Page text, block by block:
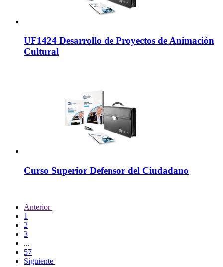
UF1424 Desarrollo de Proyectos de Animación
Cultural
Curso Superior Defensor del Ciudadano
Anterior
1
2
3
...
57
Siguiente